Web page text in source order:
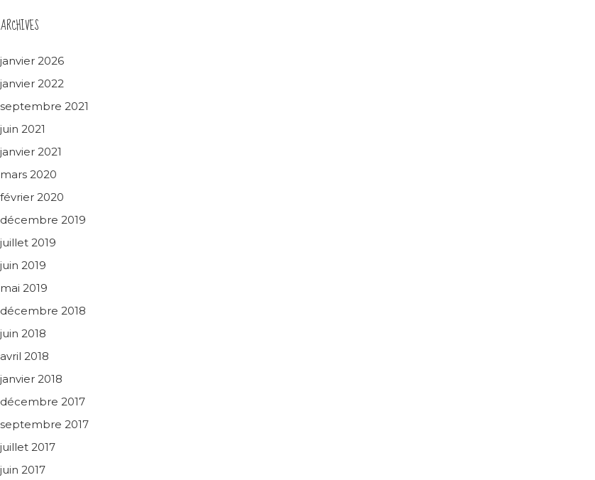
ARCHIVES
janvier 2026
janvier 2022
septembre 2021
juin 2021
janvier 2021
mars 2020
février 2020
décembre 2019
juillet 2019
juin 2019
mai 2019
décembre 2018
juin 2018
avril 2018
janvier 2018
décembre 2017
septembre 2017
juillet 2017
juin 2017